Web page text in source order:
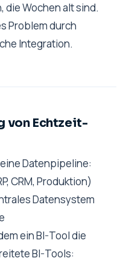
die Wochen alt sind.
Problem durch
Integration.
von Echtzeit-
Datenpipeline:
CRM, Produktion)
Datensystem
ein BI-Tool die
BI-Tools: